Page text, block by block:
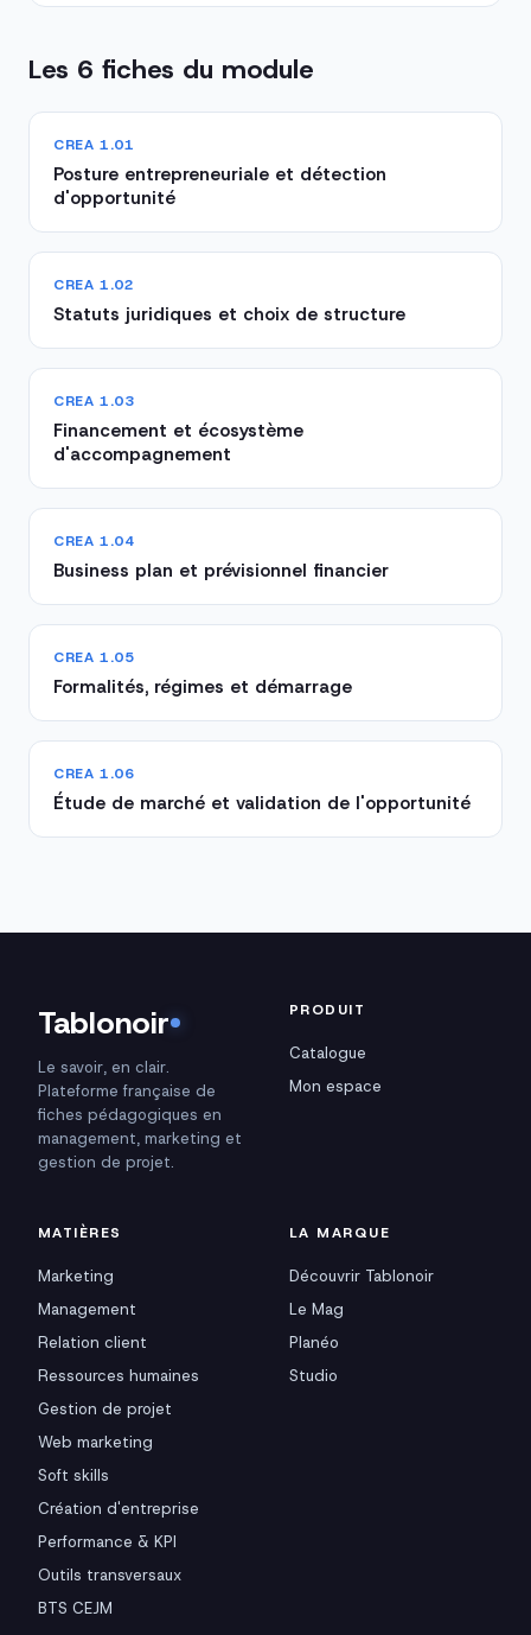
Les 6 fiches du module
CREA 1.01
Posture entrepreneuriale et détection
d'opportunité
CREA 1.02
Statuts juridiques et choix de structure
CREA 1.03
Financement et écosystème
d'accompagnement
CREA 1.04
Business plan et prévisionnel financier
CREA 1.05
Formalités, régimes et démarrage
CREA 1.06
Étude de marché et validation de l'opportunité
Tablonoir
Le savoir, en clair.
Plateforme française de
fiches pédagogiques en
management, marketing et
gestion de projet.
PRODUIT
Catalogue
Mon espace
MATIÈRES
Marketing
Management
Relation client
Ressources humaines
Gestion de projet
Web marketing
Soft skills
Création d'entreprise
Performance & KPI
Outils transversaux
BTS CEJM
LA MARQUE
Découvrir Tablonoir
Le Mag
Planéo
Studio